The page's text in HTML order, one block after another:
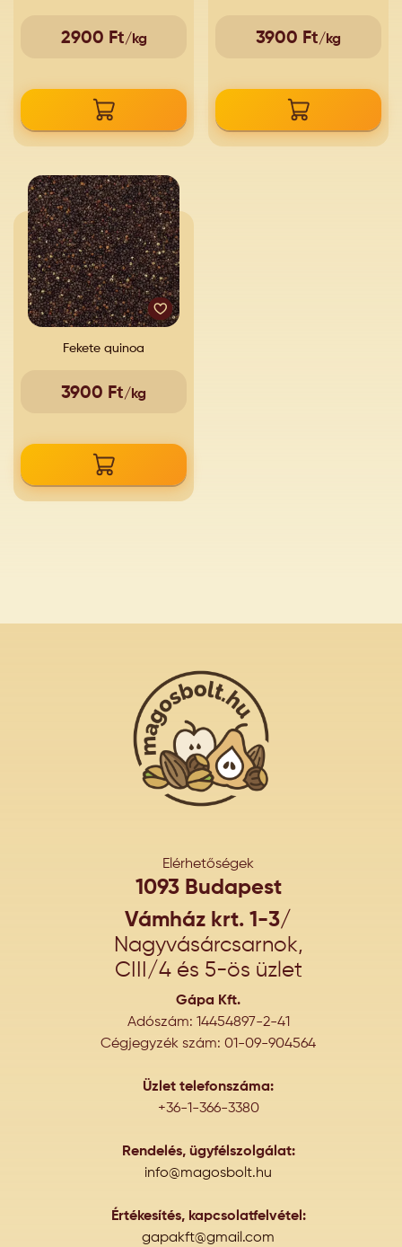
2900 Ft/kg 3900 Ft/kg
Fekete quinoa
3900 Ft/kg
Elérhetőségek
1093 Budapest
Vámház krt. 1-3/
Nagyvásárcsarnok,
CIII/4 és 5-ös üzlet
Gápa Kft.
Adószám: 14454897-2-41
Cégjegyzék szám: 01-09-904564
Üzlet telefonszáma:
+36-1-366-3380
Rendelés, ügyfélszolgálat:
info@magosbolt.hu
Értékesítés, kapcsolatfelvétel:
gapakft@gmail.com